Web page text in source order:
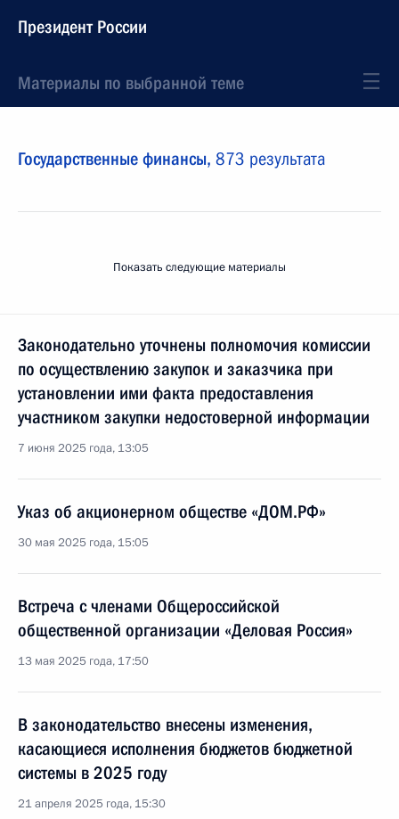
Президент России
Материалы по выбранной теме
Государственные финансы, 873 результата
Показать следующие материалы
Законодательно уточнены полномочия комиссии
по осуществлению закупок и заказчика при
установлении ими факта предоставления
участником закупки недостоверной информации
7 июня 2025 года, 13:05
Указ об акционерном обществе «ДОМ.РФ»
30 мая 2025 года, 15:05
Встреча с членами Общероссийской
общественной организации «Деловая Россия»
13 мая 2025 года, 17:50
В законодательство внесены изменения,
касающиеся исполнения бюджетов бюджетной
системы в 2025 году
21 апреля 2025 года, 15:30